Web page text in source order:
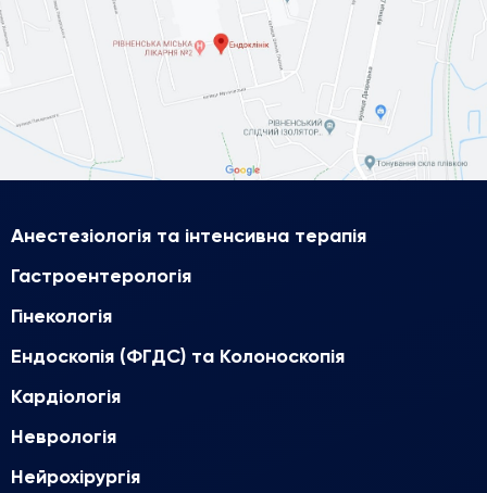
Анестезіологія та інтенсивна терапія
Гастроентерологія
Гінекологія
Ендоскопія (ФГДС) та Колоноскопія
Кардіологія
Неврологія
Нейрохірургія